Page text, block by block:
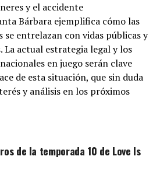
y el accidente
Bárbara ejemplifica cómo las
se entrelazan con vidas públicas y
La actual estrategia legal y los
en juego serán clave
de esta situación, que sin duda
y análisis en los próximos
de la temporada 10 de Love Is